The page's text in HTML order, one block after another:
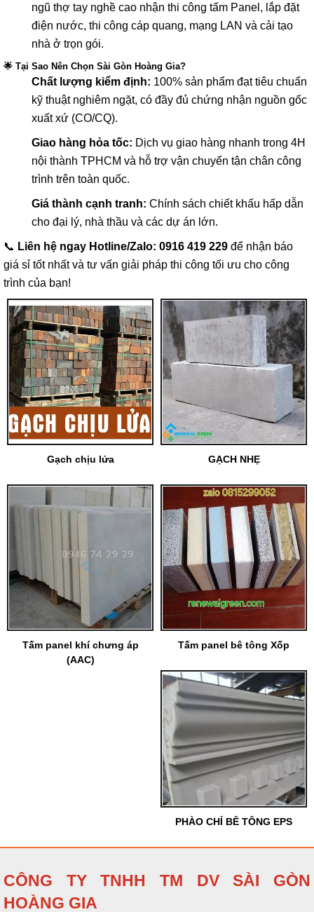
ngũ thợ tay nghề cao nhận thi công tấm Panel, lắp đặt
điện nước, thi công cáp quang, mạng LAN và cải tạo
nhà ở trọn gói.
🌟 Tại Sao Nên Chọn Sài Gòn Hoàng Gia?
Chất lượng kiểm định: 100% sản phẩm đạt tiêu chuẩn
kỹ thuật nghiêm ngặt, có đầy đủ chứng nhận nguồn gốc
xuất xứ (CO/CQ).
Giao hàng hỏa tốc: Dịch vụ giao hàng nhanh trong 4H
nội thành TPHCM và hỗ trợ vận chuyển tận chân công
trình trên toàn quốc.
Giá thành cạnh tranh: Chính sách chiết khấu hấp dẫn
cho đại lý, nhà thầu và các dự án lớn.
📞 Liên hệ ngay Hotline/Zalo: 0916 419 229 để nhận báo
giá sỉ tốt nhất và tư vấn giải pháp thi công tối ưu cho công
trình của bạn!
Gạch chịu lửa GẠCH NHẸ
Tấm panel khí chưng áp
(AAC)
Tấm panel bê tông Xốp
PHÀO CHỈ BÊ TÔNG EPS
CÔNG TY TNHH TM DV SÀI GÒN
HOÀNG GIA